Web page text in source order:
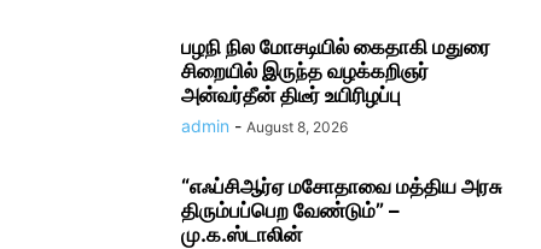
பழநி நில மோசடியில் கைதாகி மதுரை
சிறையில் இருந்த வழக்கறிஞர்
அன்வர்தீன் திடீர் உயிரிழப்பு
admin - August 8, 2026
“எஃப்சிஆர்ஏ மசோதாவை மத்திய அரசு
திரும்பப்பெற வேண்டும்” –
மு.க.ஸ்டாலின்